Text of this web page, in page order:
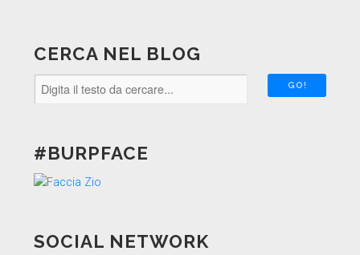
CERCA NEL BLOG
#BURPFACE
SOCIAL NETWORK